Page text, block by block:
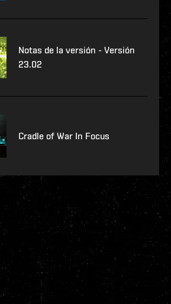
Notas de la versión - Versión
23.02
Cradle of War In Focus